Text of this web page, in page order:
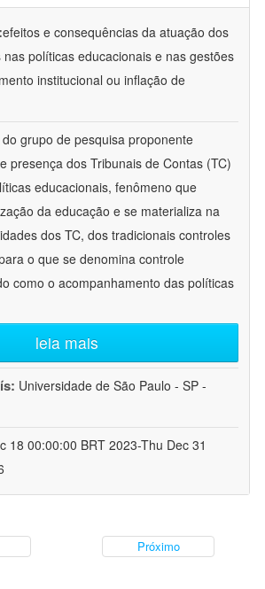
efeitos e consequências da atuação dos
políticas educacionais e nas gestões
institucional ou inflação de
do grupo de pesquisa proponente
presença dos Tribunais de Contas (TC)
educacionais, fenômeno que
da educação e se materializa na
dos TC, dos tradicionais controles
o que se denomina controle
como o acompanhamento das políticas
leia mais
Universidade de São Paulo - SP -
18 00:00:00 BRT 2023-Thu Dec 31
Próximo